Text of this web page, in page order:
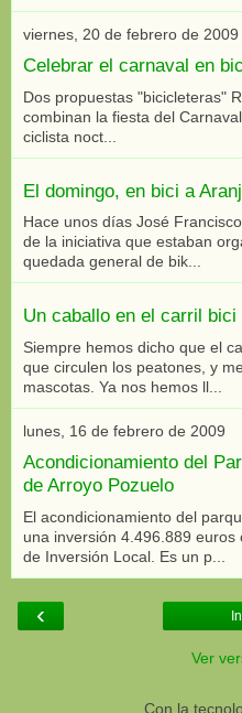
viernes, 20 de febrero de 2009
Celebrar el carnaval en
Dos propuestas "bicicleteras"
combinan la fiesta del
ciclista noct...
El domingo, en bici a
Hace unos días José
de la iniciativa que estaban
quedada general de bik...
Un caballo en el carril bici
Siempre hemos dicho que el
que circulen los peatones, y
mascotas. Ya nos hemos ll...
lunes, 16 de febrero de 2009
Acondicionamiento del
de Arroyo Pozuelo
El acondicionamiento del
una inversión 4.496.889
de Inversión Local. Es un p...
‹
Ver
Con la